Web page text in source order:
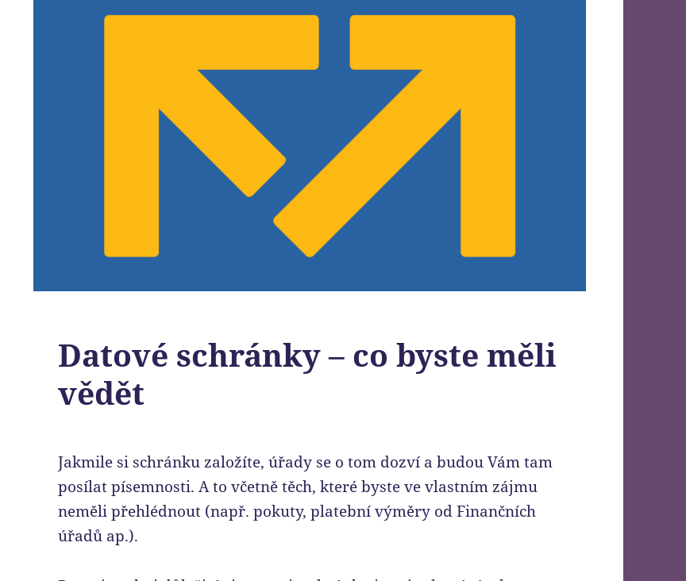
Datové schránky – co byste měli
vědět
Jakmile si schránku založíte, úřady se o tom dozví a budou Vám tam
posílat písemnosti. A to včetně těch, které byste ve vlastním zájmu
neměli přehlédnout (např. pokuty, platební výměry od Finančních
úřadů ap.).